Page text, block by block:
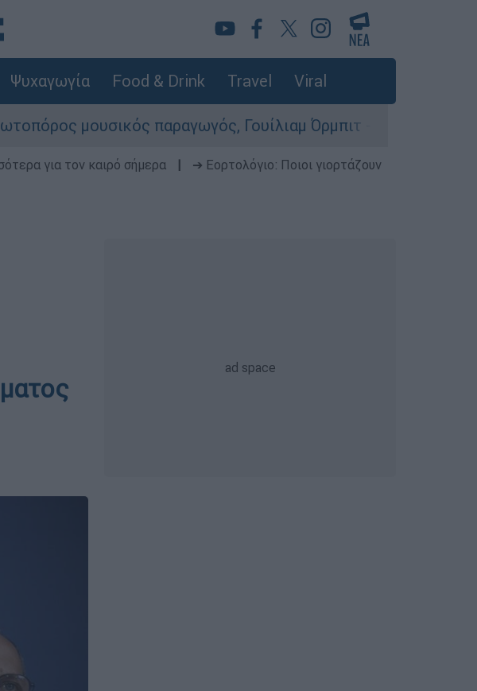
Ψυχαγωγία Food & Drink Travel Viral
παραγωγός, Γουίλιαμ Όρμπιτ - Η καθοριστική
για τον καιρό σήμερα
➔ Εορτολόγιο: Ποιοι γιορτάζουν